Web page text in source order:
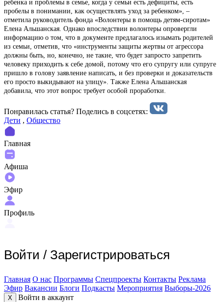
ребенка и проблемы в семье, когда у семьи есть дефициты, есть
пробелы в понимании, как осуществлять уход за ребенком», –
отметила руководитель фонда «Волонтеры в помощь детям-сиротам»
Елена Альшанская. Однако впоследствии волонтеры опровергли
информацию о том, что в документе предлагалось изымать родителей
из семьи, отметив, что «инструменты защиты жертвы от агрессора
должны быть, но, конечно, не такие, что будет запросто запретить
человеку приходить к себе домой, потому что его супругу или супруге
пришло в голову заявление написать, и без проверки и доказательств
его просто выкидывают на улицу». Также Елена Альшанская
добавила, что этот вопрос требует особой проработки.
Понравилась статья? Поделиcь в соцсетях:
Дети , Общество
Главная
Афиша
Эфир
Профиль
Войти / Зарегистрироваться
Главная О нас Программы Спецпроекты Контакты Реклама
Эфир Вакансии Блоги Подкасты Мероприятия Выборы-2026
X
Войти в аккаунт